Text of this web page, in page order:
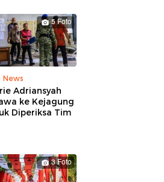
5 Foto
News
Adriansyah
ke Kejagung
Diperiksa Tim
3 Foto